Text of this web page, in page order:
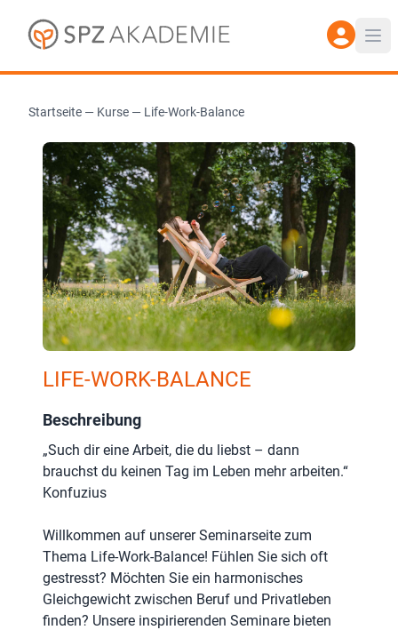
Startseite — Kurse — Life-Work-Balance
LIFE-WORK-BALANCE
Beschreibung
„Such dir eine Arbeit, die du liebst – dann
brauchst du keinen Tag im Leben mehr arbeiten.“
Konfuzius
Willkommen auf unserer Seminarseite zum
Thema Life-Work-Balance! Fühlen Sie sich oft
gestresst? Möchten Sie ein harmonisches
Gleichgewicht zwischen Beruf und Privatleben
finden? Unsere inspirierenden Seminare bieten